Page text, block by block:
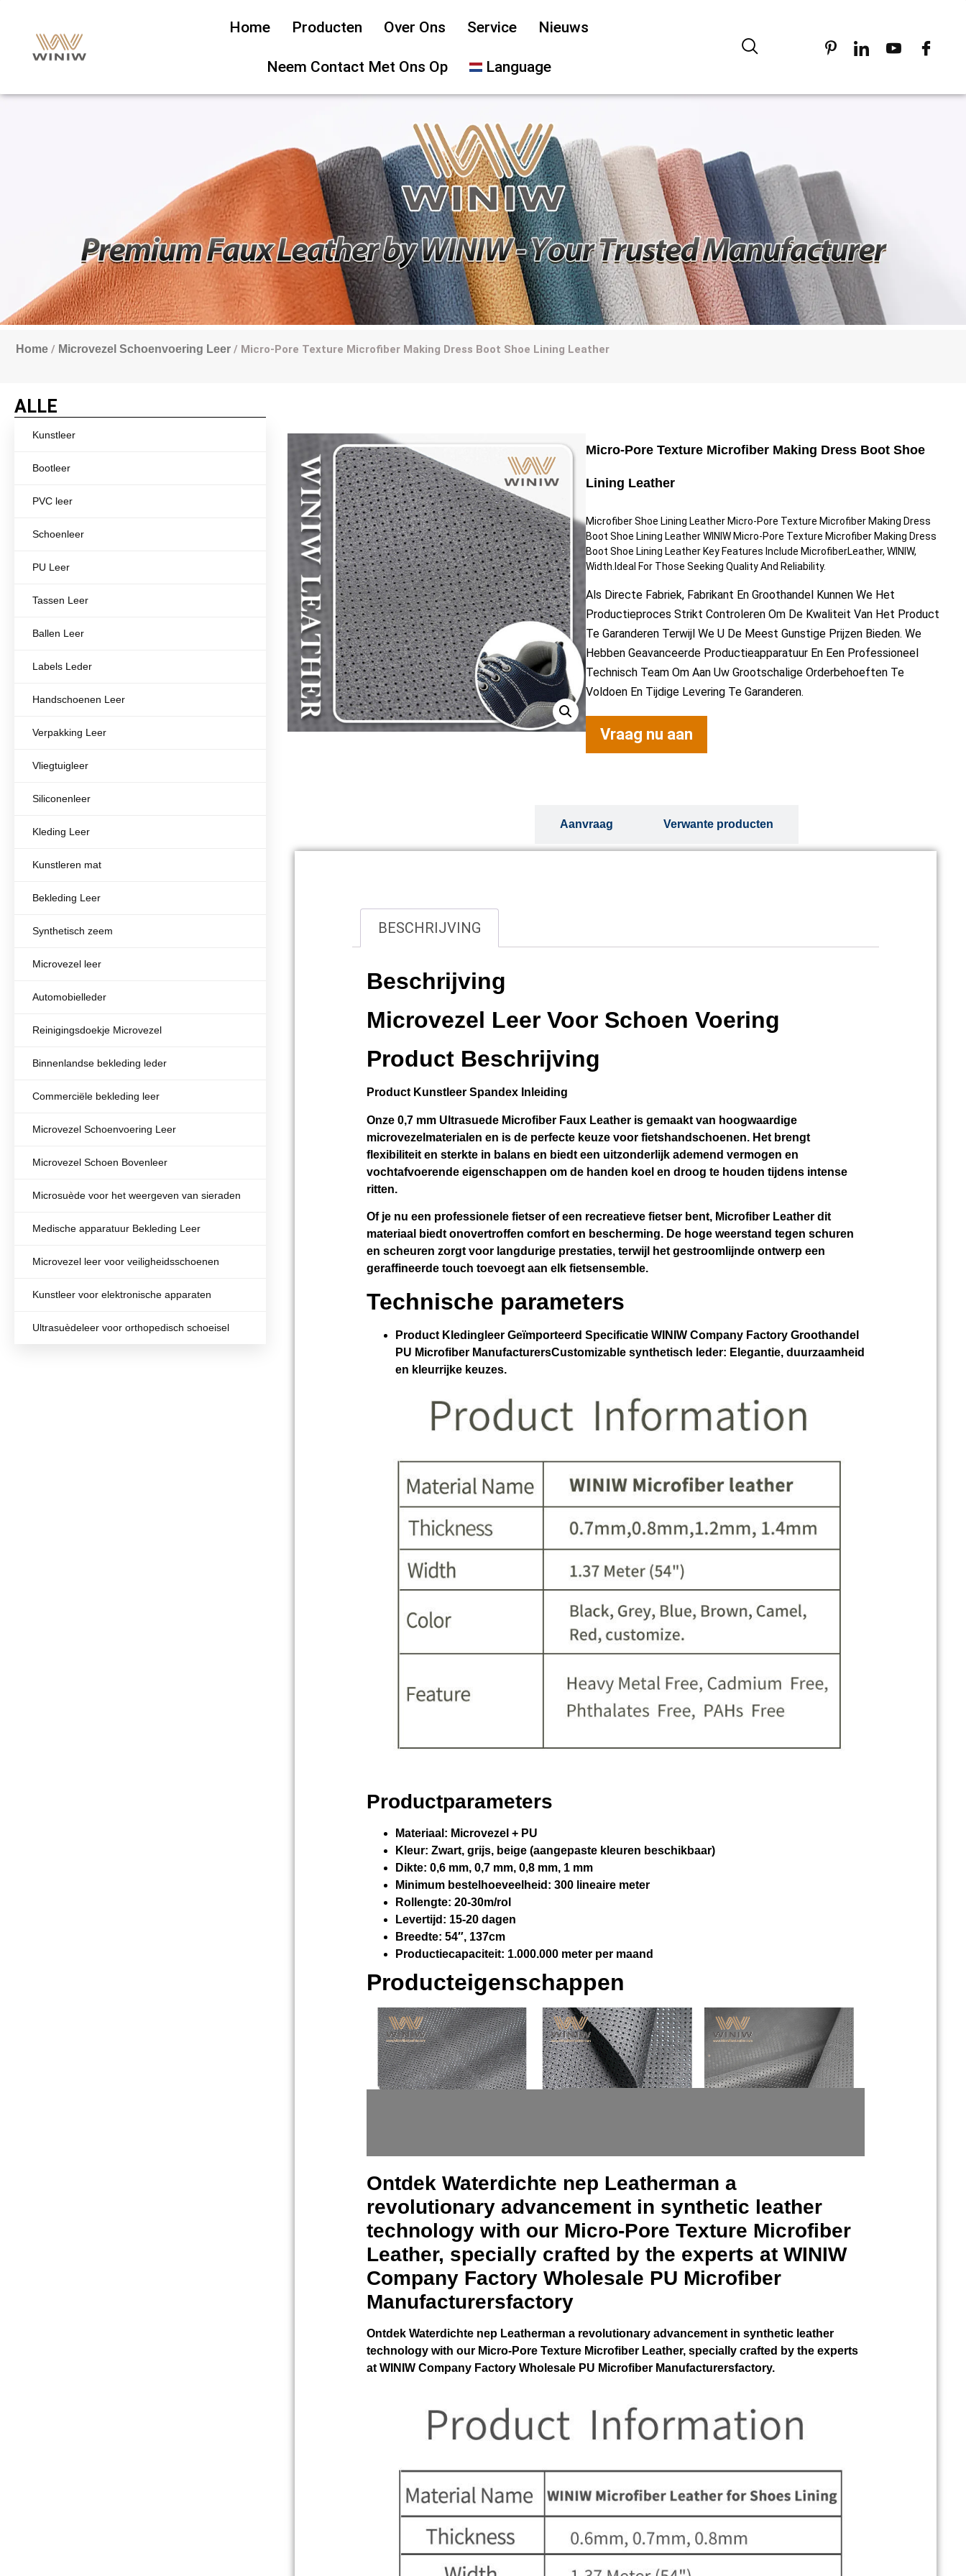
Home Producten Over Ons Service Nieuws
Neem Contact Met Ons Op Language
Home / Microvezel Schoenvoering Leer / Micro-Pore Texture Microfiber Making Dress Boot Shoe Lining Leather
ALLE
Kunstleer
Bootleer
PVC leer
Schoenleer
PU Leer
Tassen Leer
Ballen Leer
Labels Leder
Handschoenen Leer
Verpakking Leer
Vliegtuigleer
Siliconenleer
Kleding Leer
Kunstleren mat
Bekleding Leer
Synthetisch zeem
Microvezel leer
Automobielleder
Reinigingsdoekje Microvezel
Binnenlandse bekleding leder
Commerciële bekleding leer
Microvezel Schoenvoering Leer
Microvezel Schoen Bovenleer
Microsuède voor het weergeven van sieraden
Medische apparatuur Bekleding Leer
Microvezel leer voor veiligheidsschoenen
Kunstleer voor elektronische apparaten
Ultrasuèdeleer voor orthopedisch schoeisel
Micro-Pore Texture Microfiber Making Dress Boot Shoe
Lining Leather
Microfiber Shoe Lining Leather Micro-Pore Texture Microfiber Making Dress
Boot Shoe Lining Leather WINIW Micro-Pore Texture Microfiber Making Dress
Boot Shoe Lining Leather Key Features Include MicrofiberLeather, WINIW,
Width.Ideal For Those Seeking Quality And Reliability.
Als Directe Fabriek, Fabrikant En Groothandel Kunnen We Het
Productieproces Strikt Controleren Om De Kwaliteit Van Het Product
Te Garanderen Terwijl We U De Meest Gunstige Prijzen Bieden. We
Hebben Geavanceerde Productieapparatuur En Een Professioneel
Technisch Team Om Aan Uw Grootschalige Orderbehoeften Te
Voldoen En Tijdige Levering Te Garanderen.
Vraag nu aan
Aanvraag Verwante producten
BESCHRIJVING
Beschrijving
Microvezel Leer Voor Schoen Voering
Product Beschrijving
Product Kunstleer Spandex Inleiding
Onze 0,7 mm Ultrasuede Microfiber Faux Leather is gemaakt van hoogwaardige
microvezelmaterialen en is de perfecte keuze voor fietshandschoenen. Het brengt
flexibiliteit en sterkte in balans en biedt een uitzonderlijk ademend vermogen en
vochtafvoerende eigenschappen om de handen koel en droog te houden tijdens intense
ritten.
Of je nu een professionele fietser of een recreatieve fietser bent, Microfiber Leather dit
materiaal biedt onovertroffen comfort en bescherming. De hoge weerstand tegen schuren
en scheuren zorgt voor langdurige prestaties, terwijl het gestroomlijnde ontwerp een
geraffineerde touch toevoegt aan elk fietsensemble.
Technische parameters
Product Kledingleer Geïmporteerd Specificatie WINIW Company Factory Groothandel
PU Microfiber ManufacturersCustomizable synthetisch leder: Elegantie, duurzaamheid
en kleurrijke keuzes.
Productparameters
Materiaal: Microvezel + PU
Kleur: Zwart, grijs, beige (aangepaste kleuren beschikbaar)
Dikte: 0,6 mm, 0,7 mm, 0,8 mm, 1 mm
Minimum bestelhoeveelheid: 300 lineaire meter
Rollengte: 20-30m/rol
Levertijd: 15-20 dagen
Breedte: 54″, 137cm
Productiecapaciteit: 1.000.000 meter per maand
Producteigenschappen
Ontdek Waterdichte nep Leatherman a
revolutionary advancement in synthetic leather
technology with our Micro-Pore Texture Microfiber
Leather, specially crafted by the experts at WINIW
Company Factory Wholesale PU Microfiber
Manufacturersfactory
Ontdek Waterdichte nep Leatherman a revolutionary advancement in synthetic leather
technology with our Micro-Pore Texture Microfiber Leather, specially crafted by the experts
at WINIW Company Factory Wholesale PU Microfiber Manufacturersfactory.